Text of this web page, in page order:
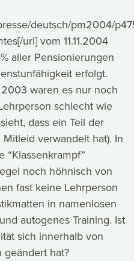
deutsch/pm2004/
url] vom 11.11.2004
aller Pensionierungen
erfolgt.
waren es nur noch
schlecht wie
dass ein Teil der
verwandelt hat). In
“Klassenkrampf”
noch höhnisch von
fast keine Lehrperson
in namenlosen
autogenes Training. Ist
sich innerhalb von
hat?